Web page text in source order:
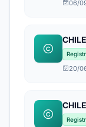
06/
20/